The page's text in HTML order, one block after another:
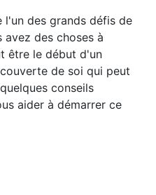
l'un des grands défis de
des choses à
être le début d'un
de soi qui peut
conseils
aider à démarrer ce